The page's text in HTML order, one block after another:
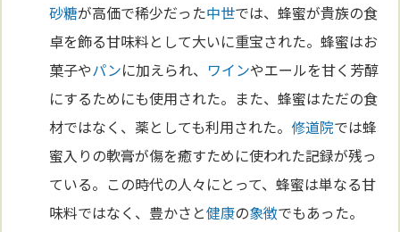
砂糖が高価で稀少だった中世では、蜂蜜が貴族の食
卓を飾る甘味料として大いに重宝された。蜂蜜はお
菓子やパンに加えられ、 ワインやエールを甘く芳醇
にするためにも使用された。また、蜂蜜はただの食
材ではなく、薬としても利用された。修道院では蜂
蜜入りの軟膏が傷を癒すために使われた記録が残っ
ている。この時代の人々にとって、蜂蜜は単なる甘
味料ではなく、豊かさと健康の象徴でもあった。